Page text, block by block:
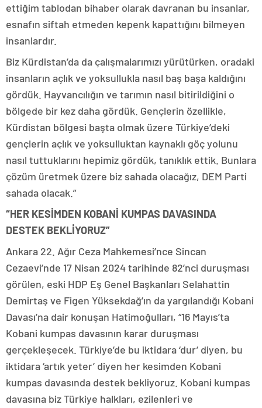
ettiğim tablodan bihaber olarak davranan bu insanlar,
esnafın siftah etmeden kepenk kapattığını bilmeyen
insanlardır.
Biz Kürdistan’da da çalışmalarımızı yürütürken, oradaki
insanların açlık ve yoksullukla nasıl baş başa kaldığını
gördük. Hayvancılığın ve tarımın nasıl bitirildiğini o
bölgede bir kez daha gördük. Gençlerin özellikle,
Kürdistan bölgesi başta olmak üzere Türkiye’deki
gençlerin açlık ve yoksulluktan kaynaklı göç yolunu
nasıl tuttuklarını hepimiz gördük, tanıklık ettik. Bunlara
çözüm üretmek üzere biz sahada olacağız, DEM Parti
sahada olacak.”
“HER KESİMDEN KOBANİ KUMPAS DAVASINDA
DESTEK BEKLİYORUZ”
Ankara 22. Ağır Ceza Mahkemesi’nce Sincan
Cezaevi’nde 17 Nisan 2024 tarihinde 82’nci duruşması
görülen, eski HDP Eş Genel Başkanları Selahattin
Demirtaş ve Figen Yüksekdağ’ın da yargılandığı Kobani
Davası’na dair konuşan Hatimoğulları, “16 Mayıs’ta
Kobani kumpas davasının karar duruşması
gerçekleşecek. Türkiye’de bu iktidara ‘dur’ diyen, bu
iktidara ‘artık yeter’ diyen her kesimden Kobani
kumpas davasında destek bekliyoruz. Kobani kumpas
davasına biz Türkiye halkları, ezilenleri ve